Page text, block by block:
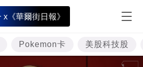
x《華爾街日報》
Pokemon卡 美股科技股